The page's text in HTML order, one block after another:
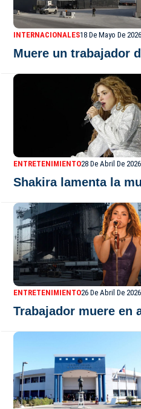
INTERNACIONALES18 De Mayo De 2026
Muere un trabajador
ENTRETENIMIENTO28 De Abril De 2026
Shakira lamenta la
ENTRETENIMIENTO26 De Abril De 2026
Trabajador muere en